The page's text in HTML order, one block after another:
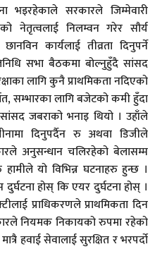
भइरहेकाले सरकारले जिम्मेवारी
नेतृत्वलाई निलम्वन गरेर सौर्य
कार्यलाई तीव्रता दिनुपर्ने
सभा बैठकमा बोल्नुहुँदै सांसद
लागि कुनै प्राथमिकता नदिएको
सम्भारका लागि बजेटको कमी हुँदा
जबराको भनाइ थियो । उहाँले
दिनुपर्दैन रु अथवा डिजीले
अनुसन्धान चलिरहेको बेलासम्म
यो विभिन्न घटनाहरु हुन्छ ।
होस् कि एयर दुर्घटना होस् ।
प्राधिकरणले प्राथमिकता दिन
नियमक निकायको रुपमा रहेको
हवाई सेवालाई सुरक्षित र भरपर्दो